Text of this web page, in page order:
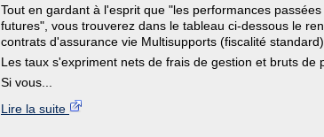
Tout en gardant à l'esprit que "les performances
futures", vous trouverez dans le tableau ci-dessous le
contrats d'assurance vie Multisupports (fiscalité standard).
Les taux s'expriment nets de frais de gestion et bruts de
Si vous...
Lire la suite